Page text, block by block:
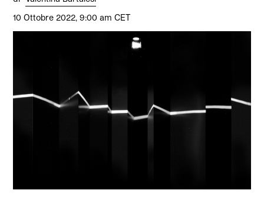
10 Ottobre 2022, 9:00 am CET